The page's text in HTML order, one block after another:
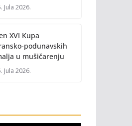
Jula 2026.
XVI Kupa
podunavskih
u mušičarenju
Jula 2026.